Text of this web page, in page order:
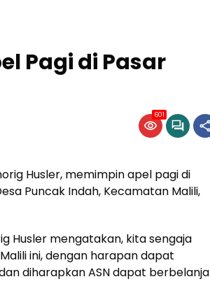
Pagi di Pasar
601
Husler, memimpin apel pagi di
Puncak Indah, Kecamatan Malili,
Husler mengatakan, kita sengaja
ini, dengan harapan dapat
diharapkan ASN dapat berbelanja